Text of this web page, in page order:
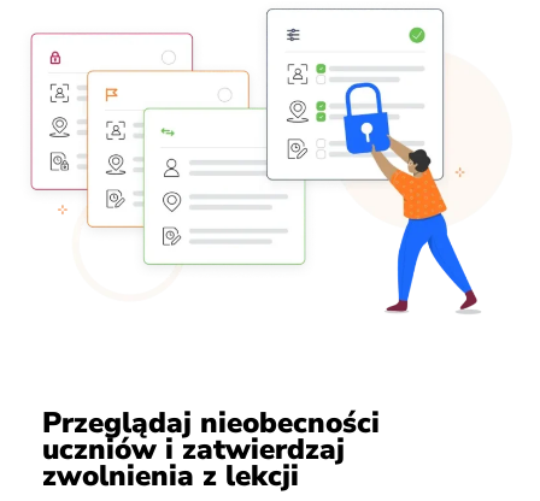
Przeglądaj nieobecności
uczniów i zatwierdzaj
zwolnienia z lekcji